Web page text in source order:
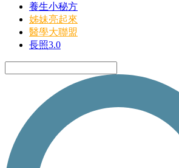
養生小秘方
姊妹亮起來
醫學大聯盟
長照3.0